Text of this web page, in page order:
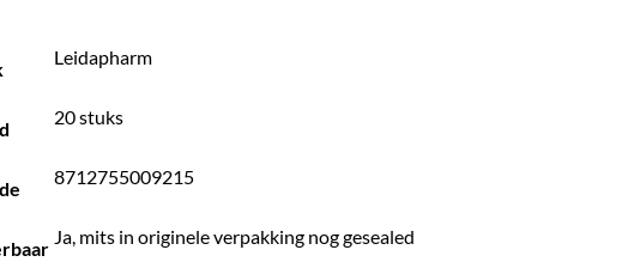
Leidapharm
20 stuks
8712755009215
Ja, mits in originele verpakking nog gesealed